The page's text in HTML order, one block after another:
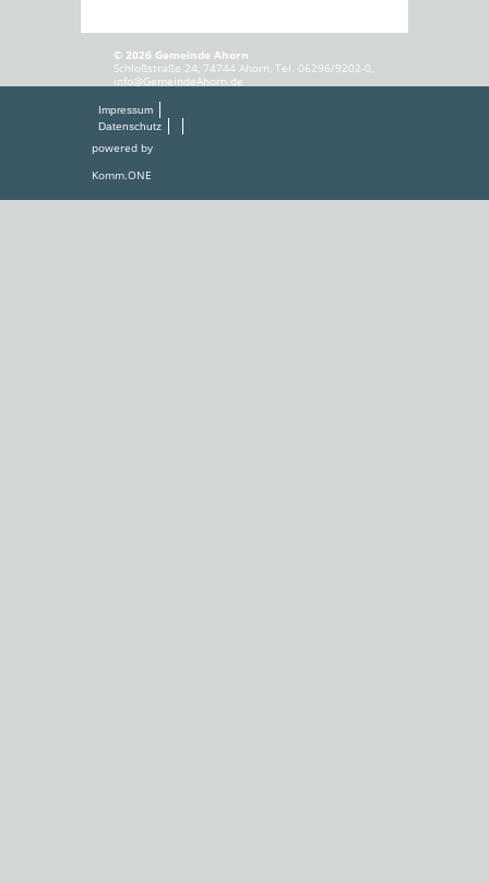
© 2026 Gemeinde Ahorn
Schloßstraße 24, 74744 Ahorn, Tel. 06296/9202-0,
info@GemeindeAhorn.de
Impressum
Datenschutz
powered by
Komm.ONE